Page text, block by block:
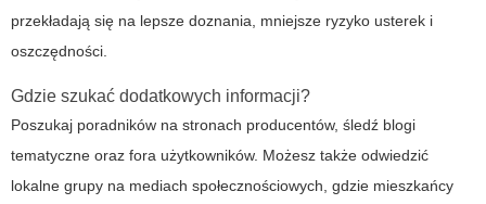
przekładają się na lepsze doznania, mniejsze ryzyko usterek i
oszczędności.
Gdzie szukać dodatkowych informacji?
Poszukaj poradników na stronach producentów, śledź blogi
tematyczne oraz fora użytkowników. Możesz także odwiedzić
lokalne grupy na mediach społecznościowych, gdzie mieszkańcy